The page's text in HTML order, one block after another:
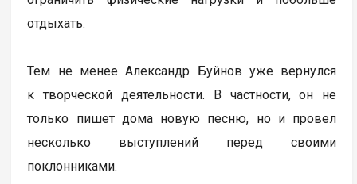
отдыхать.
Тем не менее Александр Буйнов уже вернулся
к творческой деятельности. В частности, он не
только пишет дома новую песню, но и провел
несколько выступлений перед своими
поклонниками.